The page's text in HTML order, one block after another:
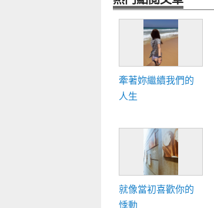
牽著妳繼續我們的
人生
就像當初喜歡你的
悸動